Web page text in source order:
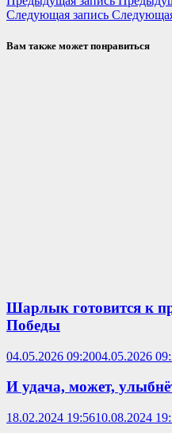
Следующая запись
Вам также может понравиться
Шарлык готовится к
Победы
04.05.2026 09:2004.05.2026
И удача, может,
18.02.2024 19:5610.08.2024